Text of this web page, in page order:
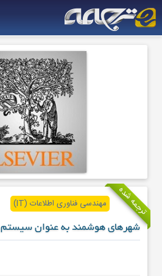
ترجمه شده مهندسی فناوری اطلاعات (IT)
شهرهای هوشمند به عنوان سیستم